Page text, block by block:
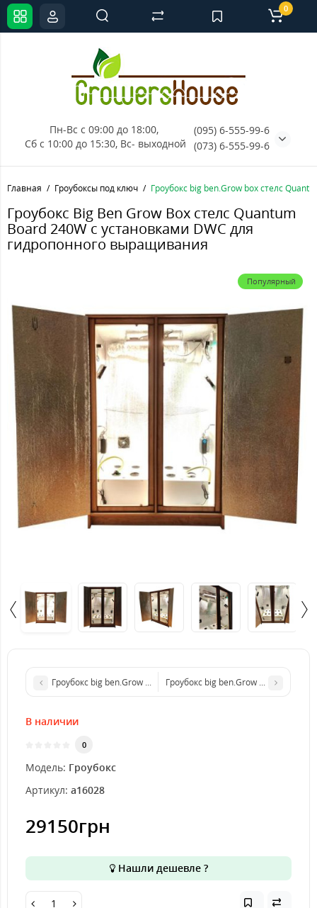
Пн-Вс с 09:00 до 18:00,
Сб с 10:00 до 15:30, Вс- выходной
(095) 6-555-99-6
(073) 6-555-99-6
0
Главная Гроубоксы под ключ Гроубокс big ben.Grow box стелс
Гроубокс Big Ben Grow Box стелс Quantum
Board 240W с установками DWC для
гидропонного выращивания
Популярный
Гроубокс big ben.Grow box стелс Quantum Board 240w с
Гроубокс big ben.Grow box стелс
В наличии
0
Модель: Гроубокс
Артикул: а16028
29150грн
Нашли дешевле ?